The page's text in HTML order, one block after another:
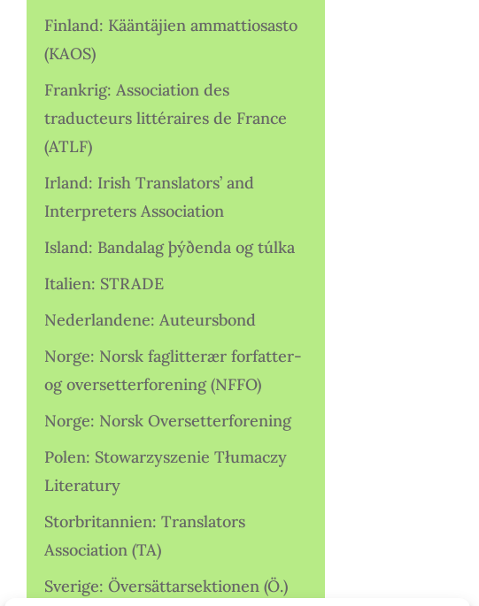
Finland: Kääntäjien ammattiosasto
(KAOS)
Frankrig: Association des
traducteurs littéraires de France
(ATLF)
Irland: Irish Translators’ and
Interpreters Association
Island: Bandalag þýðenda og túlka
Italien: STRADE
Nederlandene: Auteursbond
Norge: Norsk faglitterær forfatter-
og oversetterforening (NFFO)
Norge: Norsk Oversetterforening
Polen: Stowarzyszenie Tłumaczy
Literatury
Storbritannien: Translators
Association (TA)
Sverige: Översättarsektionen (Ö.)